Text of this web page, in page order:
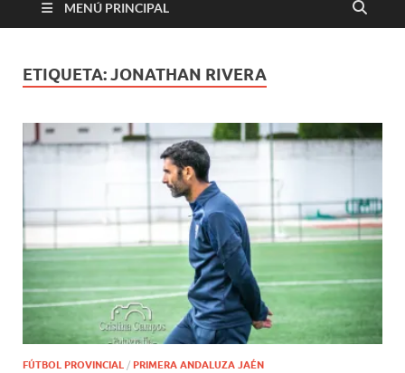
MENÚ PRINCIPAL
ETIQUETA:JONATHAN RIVERA
FÚTBOL PROVINCIAL / PRIMERA ANDALUZA JAÉN